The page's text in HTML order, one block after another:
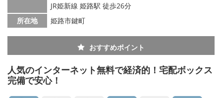
JR姫新線 姫路駅 徒歩26分
所在地
姫路市鍵町
おすすめポイント
人気のインターネット無料で経済的！宅配ボックス
完備で安心！